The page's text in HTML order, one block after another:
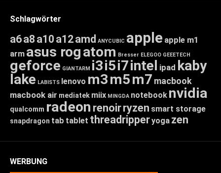
Schlagwörter
a6a8 a10 a12amd ANYCUBIC apple apple m1
arm asus rogatom Bresser ELEGOO GEEETECH
geforce GIANTARM i3i5i7intel ipad kaby
lake LABISTS lenovo m3m5m7 macbook
macbook air mediatek miix MINGDA notebook nvidia
qualcomm radeon renoirryzen smart storage
snapdragon tab tablet threadripperyoga zen
WERBUNG